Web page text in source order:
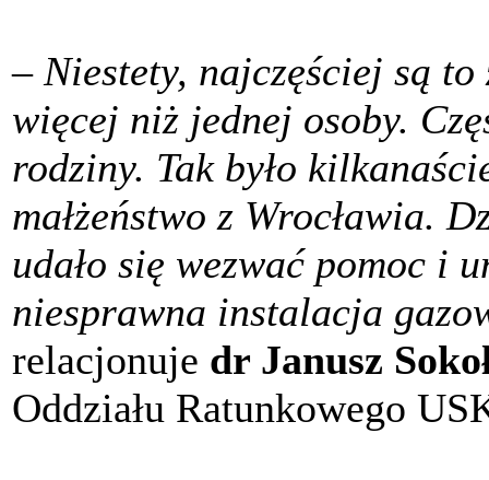
– Niestety, najczęściej są
więcej niż jednej osoby.
rodziny. Tak było
małżeństwo z Wrocławia.
udało się wezwać pomoc i
niesprawna instalacja
relacjonuje dr Janusz
Oddziału Ratunkowego